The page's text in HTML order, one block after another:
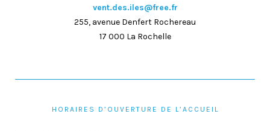
vent.des.iles@free.fr
255, avenue Denfert Rochereau
17 000 La Rochelle
HORAIRES D’OUVERTURE DE L’ACCUEIL